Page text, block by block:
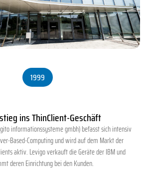
1999
ins ThinClient-Geschäft
informationssysteme gmbh) befasst sich intensiv
Based-Computing und wird auf dem Markt der
aktiv. Levigo verkauft die Geräte der IBM und
deren Einrichtung bei den Kunden.